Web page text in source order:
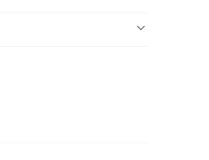
享後付」後，將跳轉至「AFTEE先享後
，點擊此簡訊中的連結，可透過四大超商
以上)免運費
以上)免運費